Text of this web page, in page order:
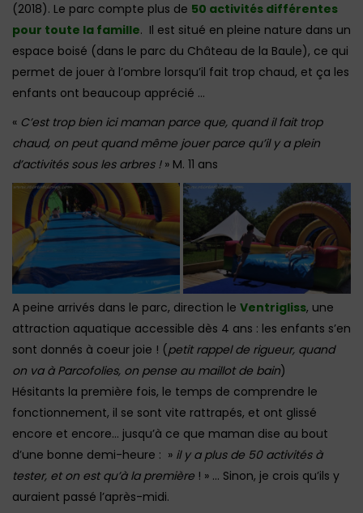
(2018). Le parc compte plus de 50 activités différentes
pour toute la famille. Il est situé en pleine nature dans un
espace boisé (dans le parc du Château de la Baule), ce qui
permet de jouer à l’ombre lorsqu’il fait trop chaud, et ça les
enfants ont beaucoup apprécié …
« C’est trop bien ici maman parce que, quand il fait trop
chaud, on peut quand même jouer parce qu’il y a plein
d’activités sous les arbres !» M. 11 ans
A peine arrivés dans le parc, direction le Ventrigliss, une
attraction aquatique accessible dès 4 ans : les enfants s’en
sont donnés à coeur joie ! (petit rappel de rigueur, quand
on va à Parcofolies, on pense au maillot de bain)
Hésitants la première fois, le temps de comprendre le
fonctionnement, il se sont vite rattrapés, et ont glissé
encore et encore… jusqu’à ce que maman dise au bout
d’une bonne demi-heure : » il y a plus de 50 activités à
tester, et on est qu’à la première ! » … Sinon, je crois qu’ils y
auraient passé l’après-midi.